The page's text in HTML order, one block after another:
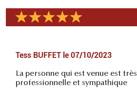
Tess BUFFET le 07/10/2023
La personne qui est venue est très
professionnelle et sympathique